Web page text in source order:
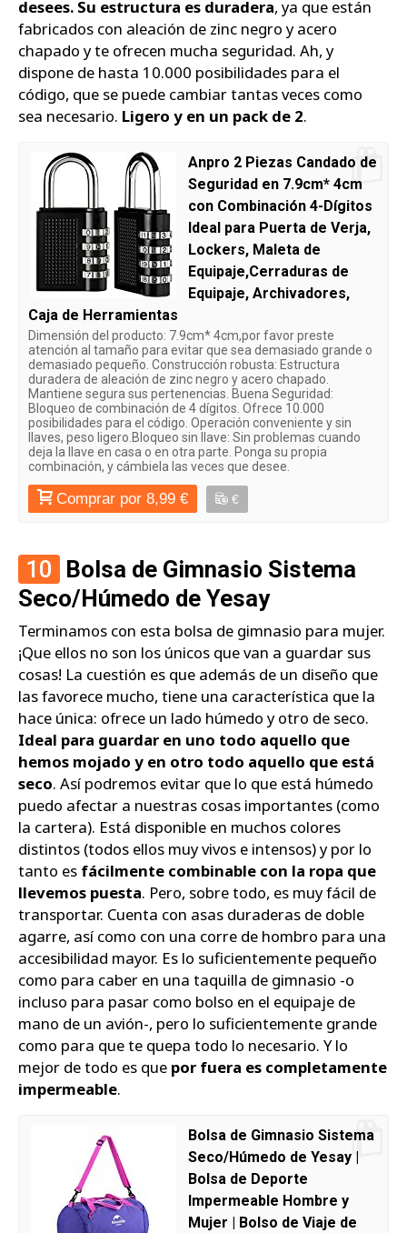
desees. Su estructura es duradera, ya que están
fabricados con aleación de zinc negro y acero
chapado y te ofrecen mucha seguridad. Ah, y
dispone de hasta 10.000 posibilidades para el
código, que se puede cambiar tantas veces como
sea necesario. Ligero y en un pack de 2.
Anpro 2 Piezas Candado de
Seguridad en 7.9cm* 4cm
con Combinación 4-Dígitos
Ideal para Puerta de Verja,
Lockers, Maleta de
Equipaje,Cerraduras de
Equipaje, Archivadores,
Caja de Herramientas
Dimensión del producto: 7.9cm* 4cm,por favor preste
atención al tamaño para evitar que sea demasiado grande o
demasiado pequeño. Construcción robusta: Estructura
duradera de aleación de zinc negro y acero chapado.
Mantiene segura sus pertenencias. Buena Seguridad:
Bloqueo de combinación de 4 dígitos. Ofrece 10.000
posibilidades para el código. Operación conveniente y sin
llaves, peso ligero.Bloqueo sin llave: Sin problemas cuando
deja la llave en casa o en otra parte. Ponga su propia
combinación, y cámbiela las veces que desee.
Comprar por 8,99 € €
10 Bolsa de Gimnasio Sistema
Seco/Húmedo de Yesay
Terminamos con esta bolsa de gimnasio para mujer.
¡Que ellos no son los únicos que van a guardar sus
cosas! La cuestión es que además de un diseño que
las favorece mucho, tiene una característica que la
hace única: ofrece un lado húmedo y otro de seco.
Ideal para guardar en uno todo aquello que
hemos mojado y en otro todo aquello que está
seco. Así podremos evitar que lo que está húmedo
puedo afectar a nuestras cosas importantes (como
la cartera). Está disponible en muchos colores
distintos (todos ellos muy vivos e intensos) y por lo
tanto es fácilmente combinable con la ropa que
llevemos puesta. Pero, sobre todo, es muy fácil de
transportar. Cuenta con asas duraderas de doble
agarre, así como con una corre de hombro para una
accesibilidad mayor. Es lo suficientemente pequeño
como para caber en una taquilla de gimnasio -o
incluso para pasar como bolso en el equipaje de
mano de un avión-, pero lo suficientemente grande
como para que te quepa todo lo necesario. Y lo
mejor de todo es que por fuera es completamente
impermeable.
Bolsa de Gimnasio Sistema
Seco/Húmedo de Yesay |
Bolsa de Deporte
Impermeable Hombre y
Mujer | Bolso de Viaje de